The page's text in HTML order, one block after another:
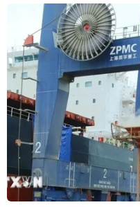
đã bị cắt trộm dây cáp
bị bắt giữ.